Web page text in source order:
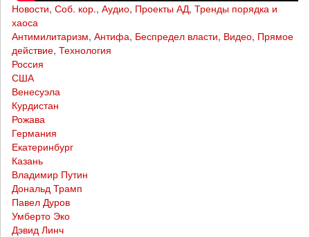
Новости, Соб. кор., Аудио, Проекты АД, Тренды порядка и
хаоса
Антимилитаризм, Антифа, Беспредел власти, Видео, Прямое
действие, Технология
Россия
США
Венесуэла
Курдистан
Рожава
Германия
Екатеринбург
Казань
Владимир Путин
Дональд Трамп
Павел Дуров
Умберто Эко
Дэвид Линч